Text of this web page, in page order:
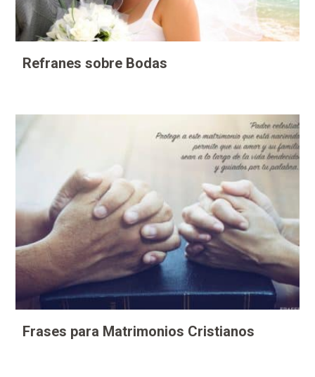
Refranes sobre Bodas
Frases para Matrimonios Cristianos